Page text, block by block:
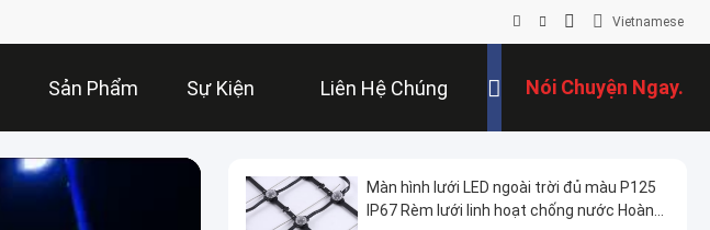
Vietnamese
Sản Phẩm Sự Kiện Liên Hệ Chúng
Tôi
Nói Chuyện Ngay.
Màn hình lưới LED ngoài trời đủ màu P125
IP67 Rèm lưới linh hoạt chống nước Hoàn